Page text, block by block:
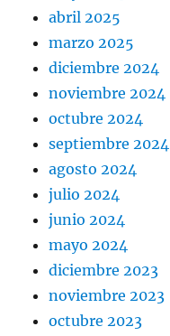
abril 2025
marzo 2025
diciembre 2024
noviembre 2024
octubre 2024
septiembre 2024
agosto 2024
julio 2024
junio 2024
mayo 2024
diciembre 2023
noviembre 2023
octubre 2023